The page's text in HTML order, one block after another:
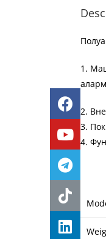
1.
2.
3.
4.